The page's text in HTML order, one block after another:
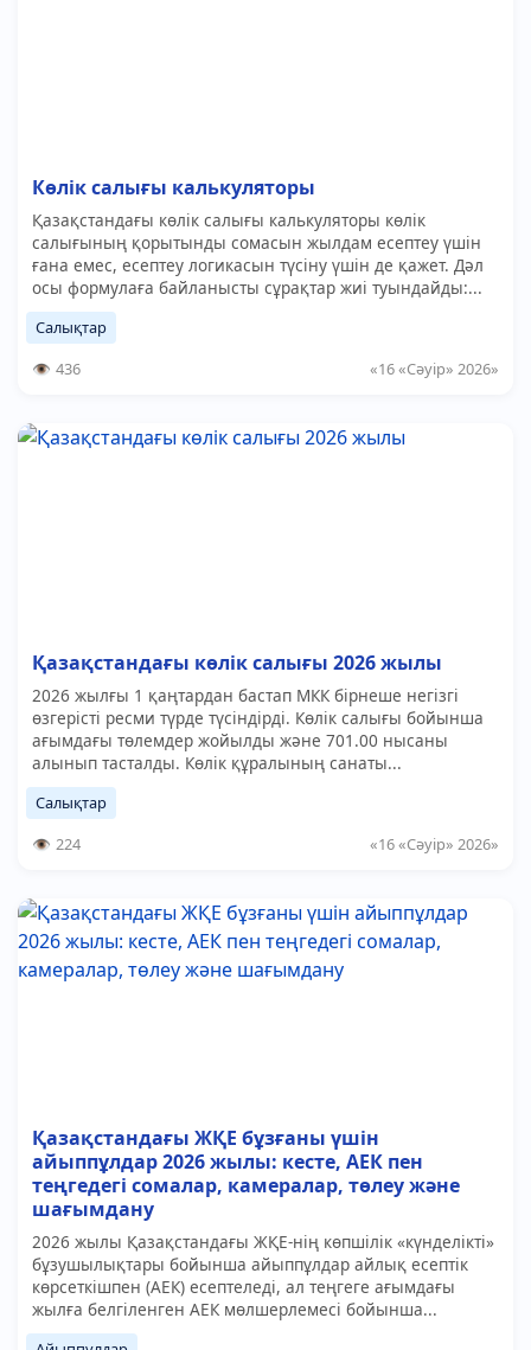
Көлік салығы калькуляторы
Қазақстандағы көлік салығы калькуляторы көлік
салығының қорытынды сомасын жылдам есептеу үшін
ғана емес, есептеу логикасын түсіну үшін де қажет. Дәл
осы формулаға байланысты сұрақтар жиі туындайды:...
Салықтар
436
«16 «Сәуір» 2026»
Қазақстандағы көлік салығы 2026 жылы
2026 жылғы 1 қаңтардан бастап МКК бірнеше негізгі
өзгерісті ресми түрде түсіндірді. Көлік салығы бойынша
ағымдағы төлемдер жойылды және 701.00 нысаны
алынып тасталды. Көлік құралының санаты...
Салықтар
224
«16 «Сәуір» 2026»
Қазақстандағы ЖҚЕ бұзғаны үшін
айыппұлдар 2026 жылы: кесте, АЕК пен
теңгедегі сомалар, камералар, төлеу және
шағымдану
2026 жылы Қазақстандағы ЖҚЕ-нің көпшілік «күнделікті»
бұзушылықтары бойынша айыппұлдар айлық есептік
көрсеткішпен (АЕК) есептеледі, ал теңгеге ағымдағы
жылға белгіленген АЕК мөлшерлемесі бойынша...